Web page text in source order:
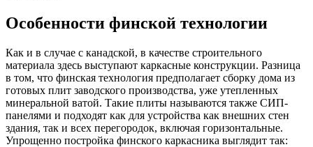
Особенности финской технологии
Как и в случае с канадской, в качестве строительного
материала здесь выступают каркасные конструкции. Разница
в том, что финская технология предполагает сборку дома из
готовых плит заводского производства, уже утепленных
минеральной ватой. Такие плиты называются также СИП-
панелями и подходят как для устройства как внешних стен
здания, так и всех перегородок, включая горизонтальные.
Упрощенно постройка финского каркасника выглядит так: